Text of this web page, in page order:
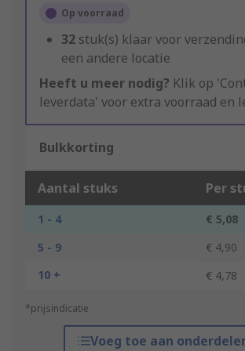
Op voorraad
32 stuk(s) klaar voor
een andere locatie
Heeft u meer nodig? Klik op
leverdata' voor extra voorraad en
Bulkkorting
Aantal stuks Per
1 - 4
€ 5,08
5 - 9
€ 4,90
10 +
€ 4,78
*prijsindicatie
Voeg toe aan